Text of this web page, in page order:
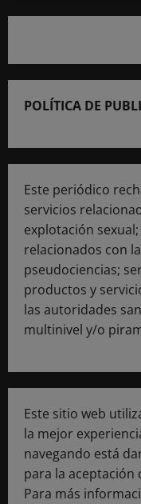
POLÍTICA DE
Este periódico
servicios
explotación
relacionados con
pseudociencias;
productos y
las autoridades
multinivel y/o
Este sitio web
la mejor
navegando está
para la aceptación
Para más